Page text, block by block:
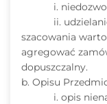
i.
ii.
szacowania
agregować
dopuszczalny.
b. Opisu
i. opis